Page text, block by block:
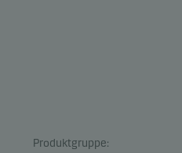
Produktgruppe: